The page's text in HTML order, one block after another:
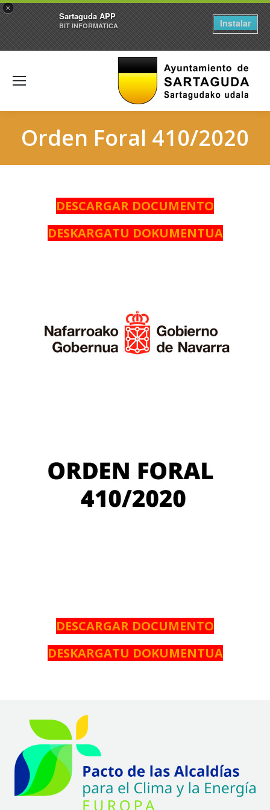
×
Sartaguda APP
BIT INFORMATICA Instalar
Orden Foral 410/2020
DESCARGAR DOCUMENTO
DESKARGATU DOKUMENTUA
DESCARGAR DOCUMENTO
DESKARGATU DOKUMENTUA